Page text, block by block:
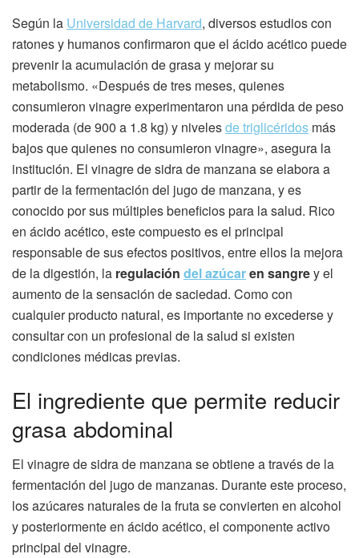
Según la Universidad de Harvard, diversos estudios con
ratones y humanos confirmaron que el ácido acético puede
prevenir la acumulación de grasa y mejorar su
metabolismo. «Después de tres meses, quienes
consumieron vinagre experimentaron una pérdida de peso
moderada (de 900 a 1.8 kg) y nivelesde triglicéridos más
bajos que quienes no consumieron vinagre», asegura la
institución. El vinagre de sidra de manzana se elabora a
partir de la fermentación del jugo de manzana, y es
conocido por sus múltiples beneficios para la salud. Rico
en ácido acético, este compuesto es el principal
responsable de sus efectos positivos, entre ellos la mejora
de la digestión, la regulación del azúcaren sangrey el
aumento de la sensación de saciedad. Como con
cualquier producto natural, es importante no excederse y
consultar con un profesional de la salud si existen
condiciones médicas previas.
El ingrediente que permite reducir
grasa abdominal
El vinagre de sidra de manzana se obtiene a través de la
fermentación del jugo de manzanas. Durante este proceso,
los azúcares naturales de la fruta se convierten en alcohol
y posteriormente en ácido acético, el componente activo
principal del vinagre.